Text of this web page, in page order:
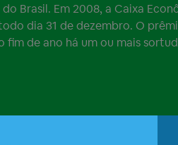
Brasil. Em 2008, a Caixa
dia 31 de dezembro. O
de ano há um ou mais